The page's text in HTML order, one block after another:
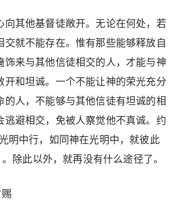
向其他基督徒敞开。无论在何处，若
交就不能存在。惟有那些能够释放自
饰来与其他信徒相交的人，才能与神
开和坦诚。一个不能让神的荣光充分
的人，不能够与其他信徒有坦诚的相
逃避相交，免被人察觉他不真诚。约
明中行，如同神在光明中，就彼此
除此以外，就再没有什么途径了。